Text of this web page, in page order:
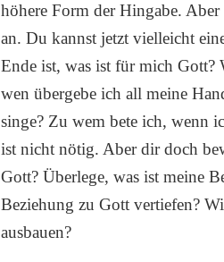
höhere Form der Hingabe.
an. Du kannst jetzt vielleicht
Ende ist, was ist für mich Gott?
wen übergebe ich all meine
singe? Zu wem bete ich, wenn
ist nicht nötig. Aber dir doch
Gott? Überlege, was ist meine
Beziehung zu Gott vertiefen?
ausbauen?